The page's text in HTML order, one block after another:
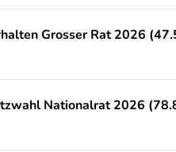
Grosser Rat 2026
Nationalrat 2026